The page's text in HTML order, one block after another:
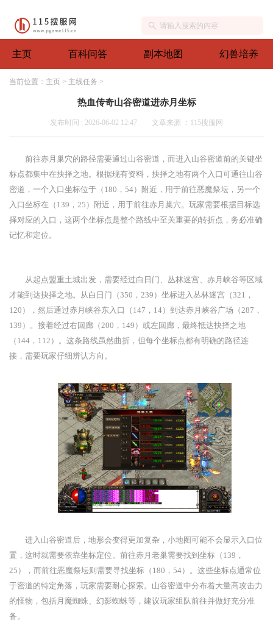
主页 百科问答 副本地图 幻兽培养
当前位置： 主页 > 主线任务 >
热血传奇山谷密道进赤月坐标
发布时间 : 2026-06-02 12:47 文章来源 ：115搜服网
前往赤月巢穴的路径需要通过山谷密道，而进入山谷密道前的关键坐
标点都集中在抉择之地。根据现有资料，抉择之地有两个入口可通往山谷
密道，一个入口坐标位于（180，54）附近，用于前往恶魔祭坛，另一个
入口坐标在（139，25）附近，用于前往赤月巢穴。玩家需要根据目标选
择对应的入口，这两个坐标点是整个路线中至关重要的转折点，务必准确
记忆和定位。
从起点盟重土城出发，需要经过白日门、丛林迷宫、赤月峡谷等区域
才能到达抉择之地。从白日门（350，239）坐标进入丛林迷宫（321，
120），然后通过赤月峡谷东入口（147，14）到达赤月峡谷广场（287，
139）。接着经过右回廊（200，149）或左回廊，最终抵达抉择之地
（144，112）。这条路线虽然曲折，但每个坐标点都有明确的路径连
接，需要玩家仔细辨认方向。
进入山谷密道后，地形会变得更加复杂，小地图可能不会显示入口位
置，这时就需要依靠坐标定位。前往赤月老巢需要找到坐标（139，
25），而前往恶魔祭坛则需要寻找坐标（180，54）。这些坐标点通常位
于密道的特定角落，玩家需要耐心探索。山谷密道中分布着大量高攻击力
的怪物，包括月魔蜘蛛、幻影蜘蛛等，建议玩家组队前往并做好充分准
备。